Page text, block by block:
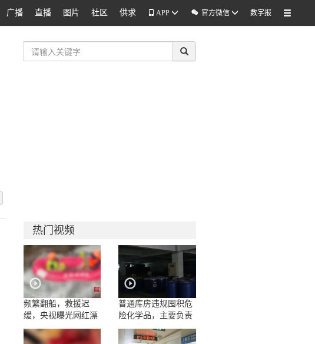
广播 直播 图片 社区 供求 APP  官方微信 数字报
热门视频
频繁翻船，救援迟
缓，央视曝光网红漂
流乱象
普通库房违规囤积危
险化学品，主要负责
人一问三不知